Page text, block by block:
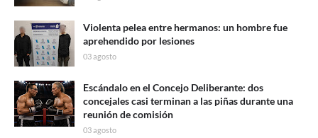
Violenta pelea entre hermanos: un hombre fue
aprehendido por lesiones
03 agosto
Escándalo en el Concejo Deliberante: dos
concejales casi terminan a las piñas durante una
reunión de comisión
03 agosto